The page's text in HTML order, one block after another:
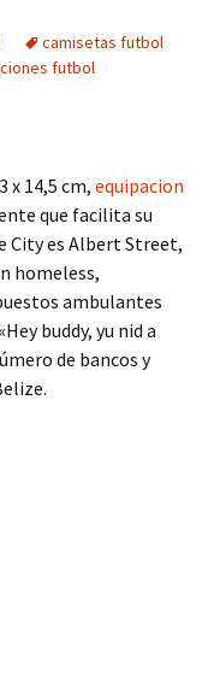
camisetas futbol
futbol
x 14,5 cm, equipacion
que facilita su
City es Albert Street,
homeless,
ambulantes
buddy, yu nid a
de bancos y